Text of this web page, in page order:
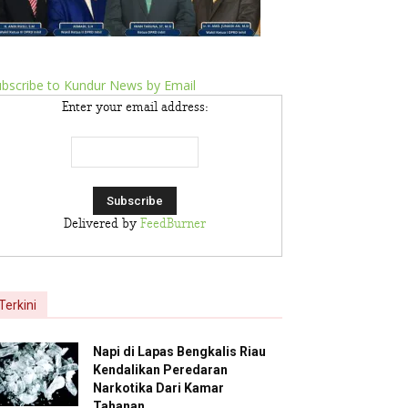
to Kundur News by Email
Enter your email address:
Delivered by FeedBurner
Napi di Lapas Bengkalis Riau
Kendalikan Peredaran
Narkotika Dari Kamar